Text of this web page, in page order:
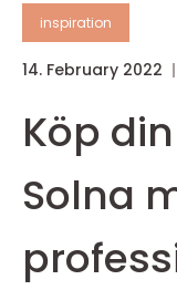
inspiration
14. February 2022
Köp
Solna